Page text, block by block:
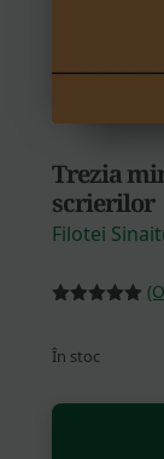
Trezia
scrierilor
Filotei
pe baza
unei
evaluări
În stoc
Cantitate